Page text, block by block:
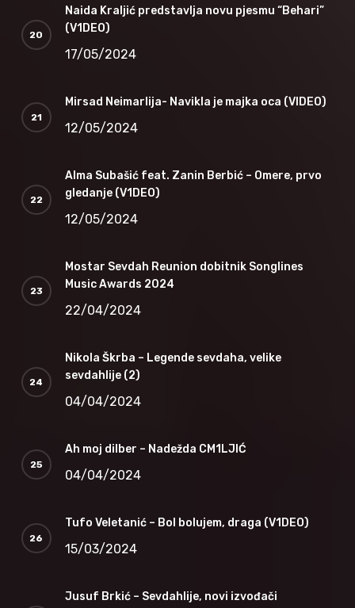
Naida Kraljić predstavlja novu pjesmu “Behari”
(V1DEO)
17/05/2024
Mirsad Neimarlija- Navikla je majka oca (VIDEO)
12/05/2024
Alma Subašić feat. Zanin Berbić – Omere, prvo
gledanje (V1DEO)
12/05/2024
Mostar Sevdah Reunion dobitnik Songlines
Music Awards 2024
22/04/2024
Nikola Škrba – Legende sevdaha, velike
sevdahlije (2)
04/04/2024
Ah moj dilber – Nadežda CM1LJIĆ
04/04/2024
Tufo Veletanić – Bol bolujem, draga (V1DEO)
15/03/2024
Jusuf Brkić – Sevdahlije, novi izvođači